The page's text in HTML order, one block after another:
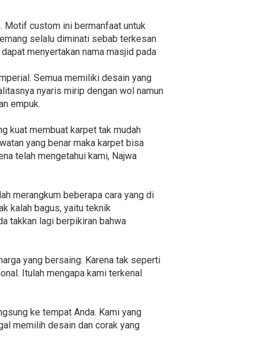
Motif custom ini bermanfaat untuk
selalu diminati sebab terkesan
menyertakan nama masjid pada
Semua memiliki desain yang
nyaris mirip dengan wol namun
empuk.
kuat membuat karpet tak mudah
yang benar maka karpet bisa
telah mengetahui kami, Najwa
merangkum beberapa cara yang di
kalah bagus, yaitu teknik
takkan lagi berpikiran bahwa
yang bersaing. Karena tak seperti
Itulah mengapa kami terkenal
ke tempat Anda. Kami yang
memilih desain dan corak yang